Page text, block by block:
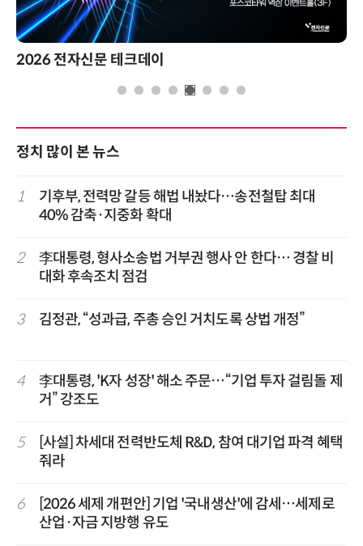
2026 전자신문 테크데이
정치 많이 본 뉴스
1
기후부, 전력망 갈등 해법 내놨다…송전철탑 최대
40% 감축·지중화 확대
2
李대통령, 형사소송법 거부권 행사 안 한다… 경찰 비
대화 후속조치 점검
3 김정관, “성과급, 주총 승인 거치도록 상법 개정”
4
李대통령, 'K자 성장' 해소 주문…“기업 투자 걸림돌 제
거” 강조도
5
[사설] 차세대 전력반도체 R&D, 참여 대기업 파격 혜택
줘라
6
[2026 세제 개편안] 기업 '국내생산'에 감세…세제로
산업·자금 지방행 유도